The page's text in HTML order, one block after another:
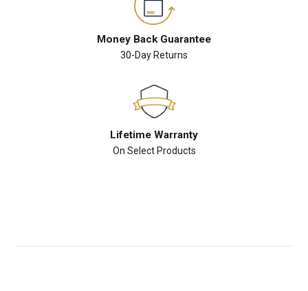
Money Back Guarantee
30-Day Returns
Lifetime Warranty
On Select Products